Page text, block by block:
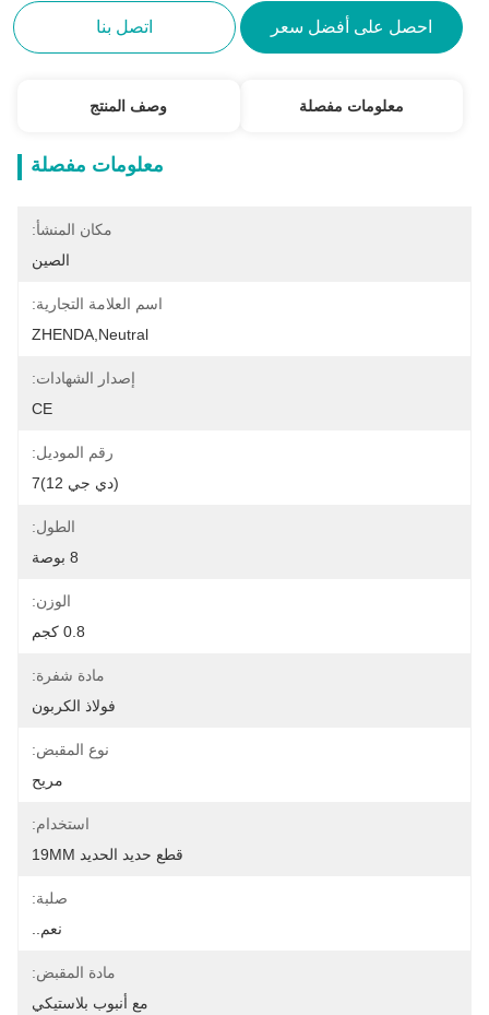
احصل على أفضل سعر اتصل بنا
معلومات مفصلة وصف المنتج
معلومات مفصلة
مكان المنشأ:
الصين
اسم العلامة التجارية:
ZHENDA,Neutral
إصدار الشهادات:
CE
رقم الموديل:
(دي جي 12)7
الطول:
8 بوصة
الوزن:
0.8 كجم
مادة شفرة:
فولاذ الكربون
نوع المقبض:
مريح
استخدام:
قطع حديد الحديد 19MM
صلبة:
نعم..
مادة المقبض:
مع أنبوب بلاستيكي